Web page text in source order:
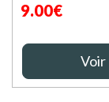
9.00€
Voir